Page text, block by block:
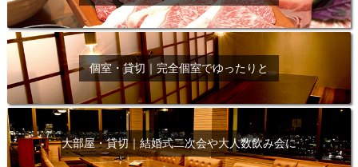
個室・貸切｜完全個室でゆったりと
大部屋・貸切｜結婚式二次会や大人数飲み会に